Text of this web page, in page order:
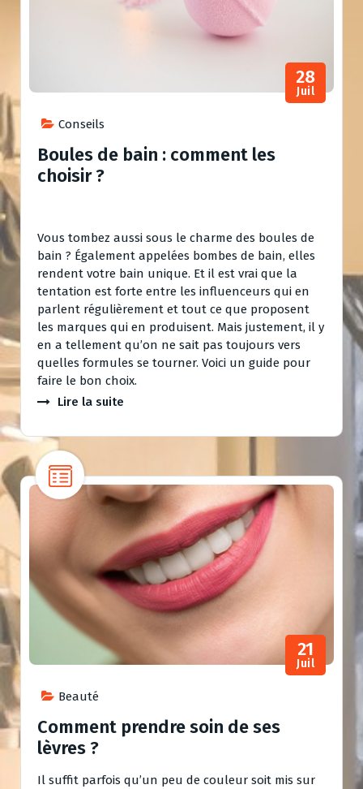
Conseils
28
Juil
Boules de bain : comment les
choisir ?
Vous tombez aussi sous le charme des boules de
bain ? Également appelées bombes de bain, elles
rendent votre bain unique. Et il est vrai que la
tentation est forte entre les influenceurs qui en
parlent régulièrement et tout ce que proposent
les marques qui en produisent. Mais justement, il y
en a tellement qu’on ne sait pas toujours vers
quelles formules se tourner. Voici un guide pour
faire le bon choix.
Lire la suite
Beauté
21
Juil
Comment prendre soin de ses
lèvres ?
Il suffit parfois qu’un peu de couleur soit mis sur